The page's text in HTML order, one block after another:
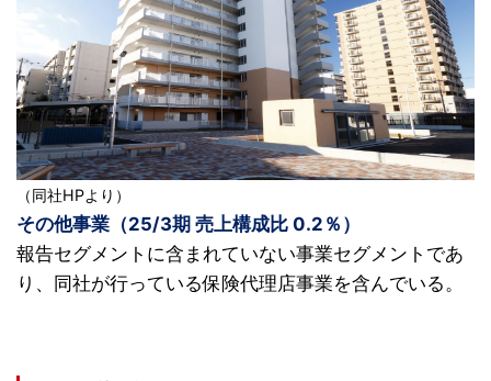
（同社HPより）
その他事業（25/3期 売上構成比 0.2％）
報告セグメントに含まれていない事業セグメントであ
り、同社が行っている保険代理店事業を含んでいる。